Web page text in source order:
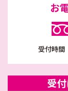
お
受付時
受